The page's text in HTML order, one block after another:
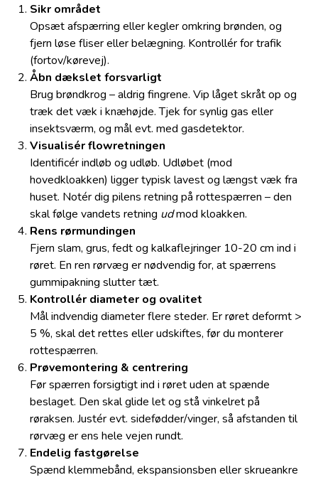
Sikr området
Opsæt afspærring eller kegler omkring brønden, og
fjern løse fliser eller belægning. Kontrollér for trafik
(fortov/kørevej).
Åbn dækslet forsvarligt
Brug brøndkrog – aldrig fingrene. Vip låget skråt op og
træk det væk i knæhøjde. Tjek for synlig gas eller
insekt­sværm, og mål evt. med gasdetektor.
Visualisér flowretningen
Identificér indløb og udløb. Udløbet (mod
hovedkloakken) ligger typisk lavest og længst væk fra
huset. Notér dig pilens retning på rottespærren – den
skal følge vandets retning udmod kloakken.
Rens rørmundingen
Fjern slam, grus, fedt og kalkaflejringer 10-20 cm ind i
røret. En ren rørvæg er nødvendig for, at spærrens
gummipakning slutter tæt.
Kontrollér diameter og ovalitet
Mål indvendig diameter flere steder. Er røret deformt >
5 %, skal det rettes eller udskiftes, før du monterer
rottespærren.
Prøvemontering & centrering
Før spærren forsigtigt ind i røret uden at spænde
beslaget. Den skal glide let og stå vinkelret på
røraksen. Justér evt. sidefødder/vinger, så afstanden til
rørvæg er ens hele vejen rundt.
Endelig fastgørelse
Spænd klemmebånd, ekspansionsben eller skrueankre